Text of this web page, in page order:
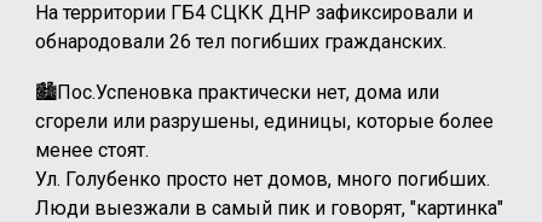
На территории ГБ4 СЦКК ДНР зафиксировали и
обнародовали 26 тел погибших гражданских.
🏙️Пос.Успеновка практически нет, дома или
сгорели или разрушены, единицы, которые более
менее стоят.
Ул. Голубенко просто нет домов, много погибших.
Люди выезжали в самый пик и говорят, "картинка"